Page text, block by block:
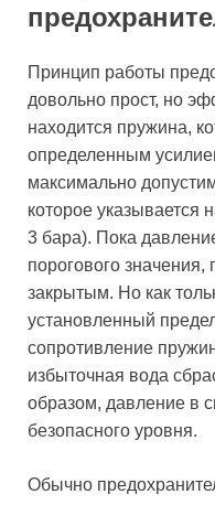
Принцип работы
довольно прост, но
находится пружина,
определенным
максимально
которое указывается
3 бара). Пока
порогового
закрытым. Но как
установленный
сопротивление
избыточная вода
образом, давление в
безопасного уровня.
Обычно